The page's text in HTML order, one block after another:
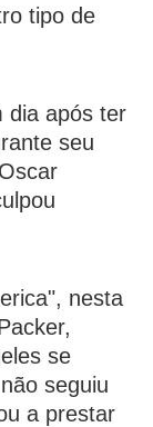
tipo de
dia após ter
seu
nesta
se
seguiu
a prestar